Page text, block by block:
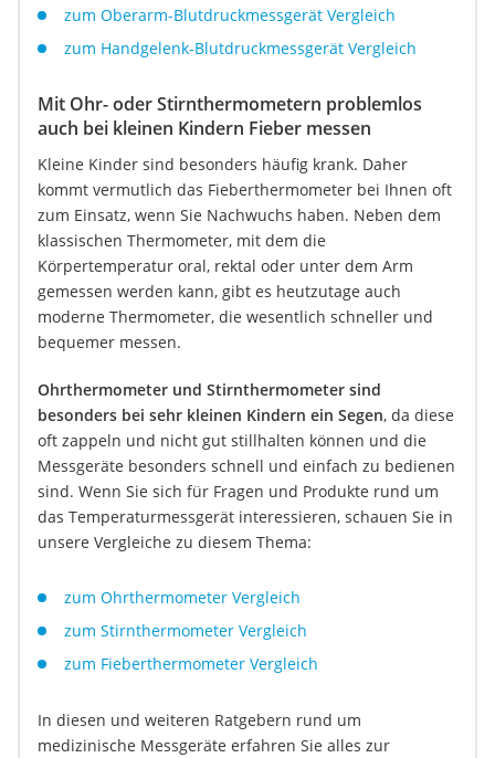
zum Oberarm-Blutdruckmessgerät Vergleich
zum Handgelenk-Blutdruckmessgerät Vergleich
Mit Ohr- oder Stirnthermometern problemlos
auch bei kleinen Kindern Fieber messen
Kleine Kinder sind besonders häufig krank. Daher
kommt vermutlich das Fieberthermometer bei Ihnen oft
zum Einsatz, wenn Sie Nachwuchs haben. Neben dem
klassischen Thermometer, mit dem die
Körpertemperatur oral, rektal oder unter dem Arm
gemessen werden kann, gibt es heutzutage auch
moderne Thermometer, die wesentlich schneller und
bequemer messen.
Ohrthermometer und Stirnthermometer sind
besonders bei sehr kleinen Kindern ein Segen, da diese
oft zappeln und nicht gut stillhalten können und die
Messgeräte besonders schnell und einfach zu bedienen
sind. Wenn Sie sich für Fragen und Produkte rund um
das Temperaturmessgerät interessieren, schauen Sie in
unsere Vergleiche zu diesem Thema:
zum Ohrthermometer Vergleich
zum Stirnthermometer Vergleich
zum Fieberthermometer Vergleich
In diesen und weiteren Ratgebern rund um
medizinische Messgeräte erfahren Sie alles zur